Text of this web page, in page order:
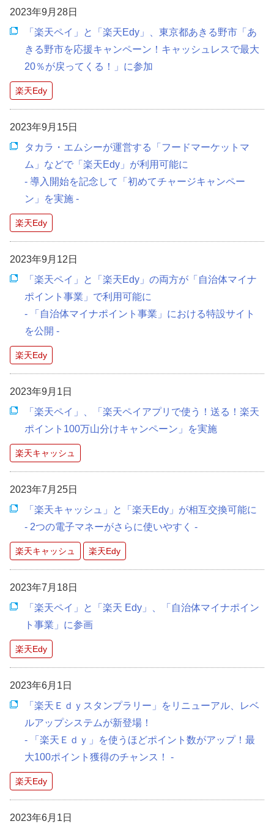
2023年9月28日
「楽天ペイ」と「楽天Edy」、東京都あきる野市「あ
きる野市を応援キャンペーン！キャッシュレスで最大
20％が戻ってくる！」に参加
楽天Edy
2023年9月15日
タカラ・エムシーが運営する「フードマーケットマ
ム」などで「楽天Edy」が利用可能に
- 導入開始を記念して「初めてチャージキャンペー
ン」を実施 -
楽天Edy
2023年9月12日
「楽天ペイ」と「楽天Edy」の両方が「自治体マイナ
ポイント事業」で利用可能に
- 「自治体マイナポイント事業」における特設サイト
を公開 -
楽天Edy
2023年9月1日
「楽天ペイ」、「楽天ペイアプリで使う！送る！楽天
ポイント100万山分けキャンペーン」を実施
楽天キャッシュ
2023年7月25日
「楽天キャッシュ」と「楽天Edy」が相互交換可能に
- 2つの電子マネーがさらに使いやすく -
楽天キャッシュ 楽天Edy
2023年7月18日
「楽天ペイ」と「楽天 Edy」、「自治体マイナポイン
ト事業」に参画
楽天Edy
2023年6月1日
「楽天Ｅｄｙスタンプラリー」をリニューアル、レベ
ルアップシステムが新登場！
- 「楽天Ｅｄｙ」を使うほどポイント数がアップ！最
大100ポイント獲得のチャンス！ -
楽天Edy
2023年6月1日